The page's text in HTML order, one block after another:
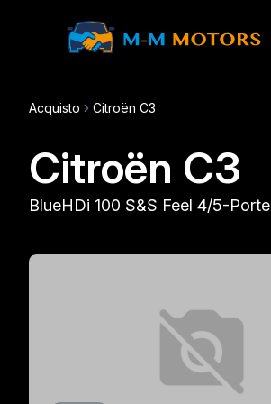
Acquisto Citroën C3
Citroën C3
BlueHDi 100 S&S Feel 4/5-Porte